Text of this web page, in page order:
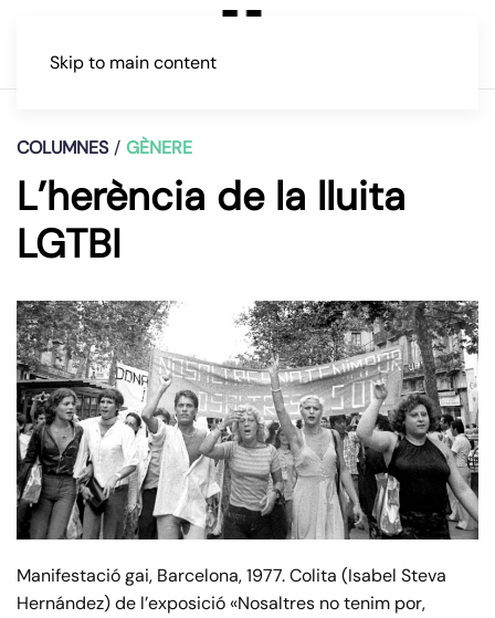
Skip to main content
COLUMNES GÈNERE
L’herència de la lluita
LGTBI
Manifestació gai, Barcelona, 1977. Colita (Isabel Steva
Hernández) de l’exposició «Nosaltres no tenim por,